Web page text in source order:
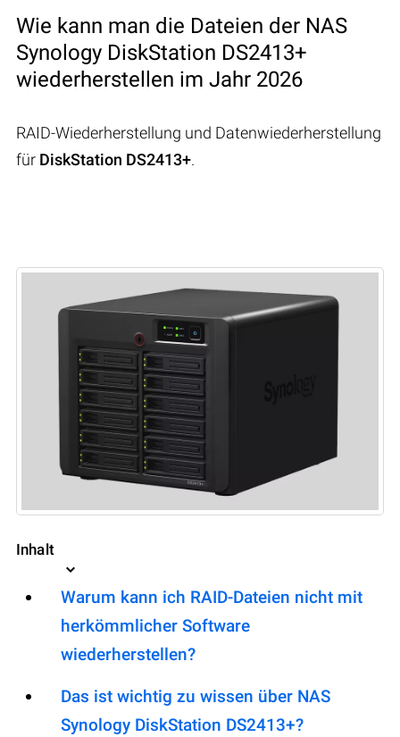
Wie kann man die Dateien der NAS
Synology DiskStation DS2413+
wiederherstellen im Jahr 2026
RAID-Wiederherstellung und Datenwiederherstellung
für DiskStation DS2413+.
Inhalt
Warum kann ich RAID-Dateien nicht mit
herkömmlicher Software
wiederherstellen?
Das ist wichtig zu wissen über NAS
Synology DiskStation DS2413+?